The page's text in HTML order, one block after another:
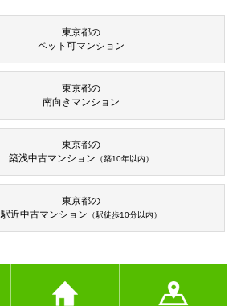
東京都の
ペット可マンション
東京都の
南向き マンション
東京都の
築浅中古マンション （築10年以内）
東京都の
駅近中古マンション （駅徒歩10分以内）